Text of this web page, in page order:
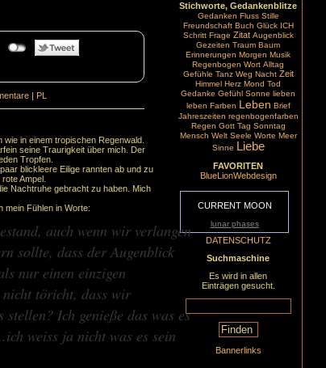
PL
in einem tropischen Regenwald.
seine Traurigkeit über mich. Der
Tropfen.
blickleere Eilige rannten ab und zu
Ampel.
Nachtruhe gebracht zu haben. Mich
mein Fühlen in Worte:
auch wenn wir verlangen
sollte, dass der Augenblick
nur einen einzigen
nicht töricht, dass wir
Ich genieße das was es
weiss ja nicht was es sein
Stichworte, Gedankenblitze
Gedanken Fluss Stille
Freundschaft Buch Glück ICH
Schritt Frage Zitat Augenblick
Gezeiten Traum Baum
Erinnerungen Morgen Musik
Regenbogen Wort Alltag
Gefühle Tanz Weg Nacht Zeit
Himmel Herz Mond Tod
Gedanke Gefühl Sonne lieben
leben Farben Leben Brief
Jahreszeiten regenbogenfarben
Regen Gott Tag Sonntag
Mensch Welt Seele Worte Meer
Sinne
Liebe
FAVORITEN
BlueLionWebdesign
CURRENT MOON
lunar phases
DATENSCHUTZ
Suchmaschine
Es wird in allen
Einträgen gesucht.
Bannerlinks